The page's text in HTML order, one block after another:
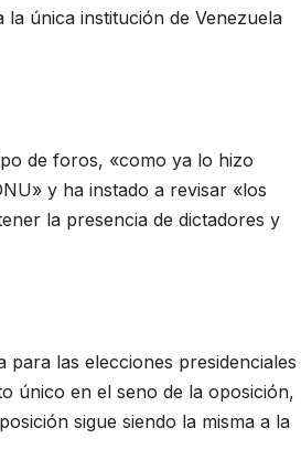
la única institución de Venezuela
de foros, «como ya lo hizo
y ha instado a revisar «los
la presencia de dictadores y
las elecciones presidenciales
único en el seno de la oposición,
sigue siendo la misma a la